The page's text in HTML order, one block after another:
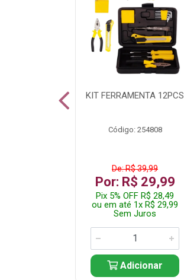
KIT FERRAMENTA 12PCS
Código: 254808
De: R$ 39,99
Por: R$ 29,99
Pix 5% OFF R$ 28,49
ou em até 1x R$ 29,99
Sem Juros
Adicionar